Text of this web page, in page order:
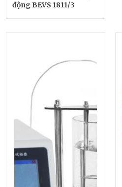
động BEVS 1811/3